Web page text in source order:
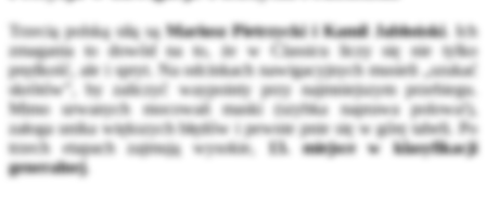
Trzecią polską siłą są Mariusz Pietrzycki i Kamil Jabłoński. Ich
zmagania to dowód na to, że w Classicu liczy się nie tylko
prędkość, ale i spryt. Na odcinkach nawigacyjnych musieli „szukać
skrótów”, by zaliczyć waypointy przy najmniejszym przebiegu.
Mimo urwanych mocowań maski (szybka naprawa polowa!),
załoga unika większych błędów i pewnie pnie się w górę tabeli. Po
trzech etapach zajmują wysokie,
13. miejsce w klasyfikacji
generalnej.